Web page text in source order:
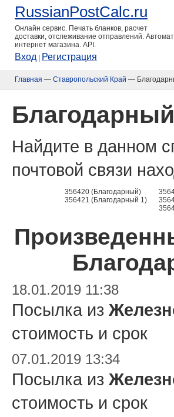
RussianPostCalc.ru
Онлайн сервис. Печать бланков, расчет
доставки, отслеживание отправлений.
интернет магазина. API.
Вход Регистрация
Главная — Ставропольский Край —
Найдите в данном
почтовой связи
356420 (Благодарный)
356421 (Благодарный 1)
18.01.2019 11:38
Посылка из
стоимость и срок
07.01.2019 13:34
Посылка из
стоимость и срок